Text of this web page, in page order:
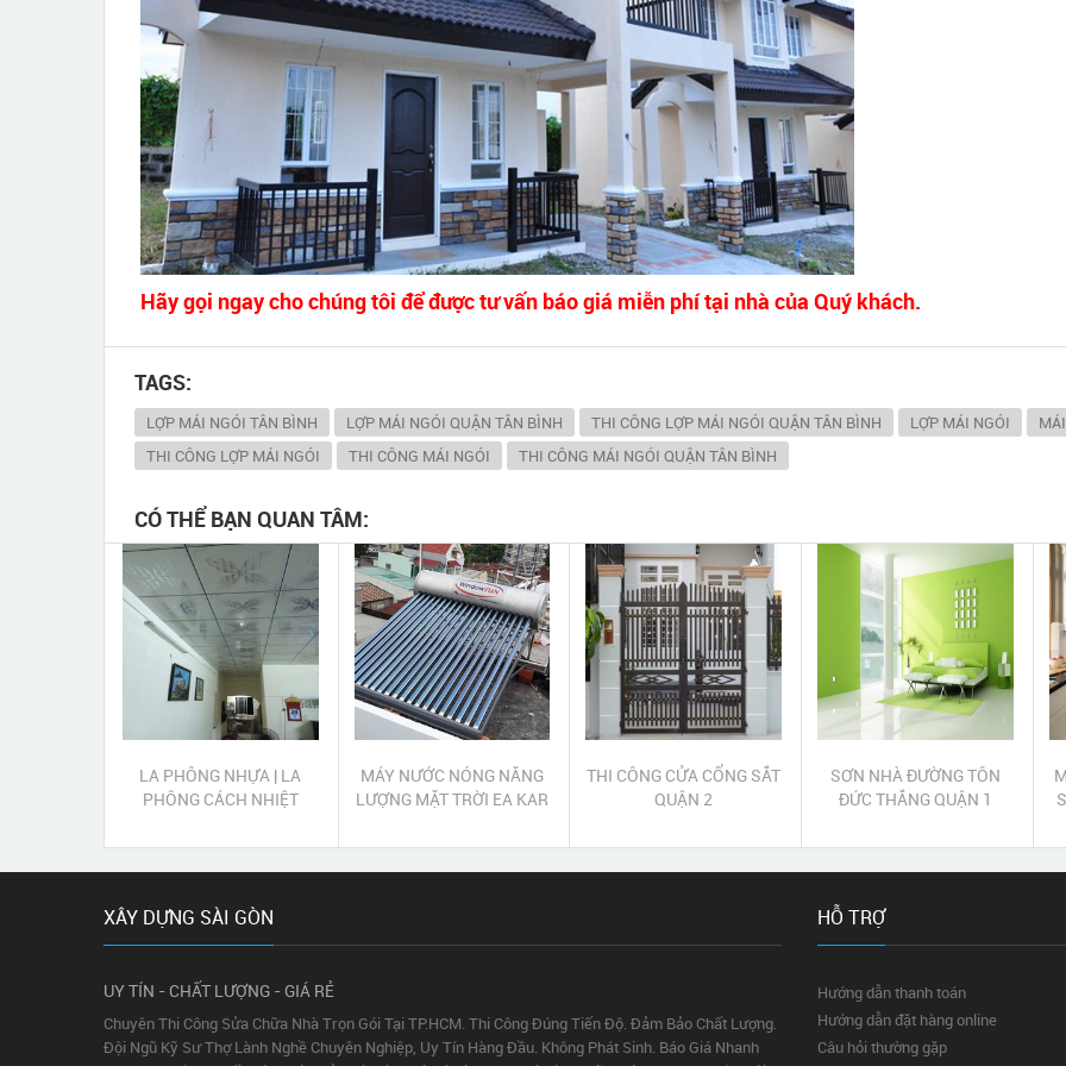
Hãy gọi ngay cho chúng tôi để được tư vấn báo giá miễn phí tại nhà của Quý khách.
TAGS:
LỢP MÁI NGÓI TÂN BÌNH LỢP MÁI NGÓI QUẬN TÂN BÌNH THI CÔNG LỢP MÁI NGÓI QUẬN TÂN BÌNH LỢP MÁI NGÓI
THI CÔNG LỢP MÁI NGÓI
THI CÔNG MÁI NGÓI THI CÔNG MÁI NGÓI QUẬN TÂN BÌNH
CÓ THỂ BẠN QUAN TÂM:
LA PHÔNG NHỰA | LA
PHÔNG CÁCH NHIỆT
MÁY NƯỚC NÓNG NĂNG
LƯỢNG MẶT TRỜI EA KAR
THI CÔNG CỬA CỔNG SẮT
QUẬN 2
SƠN NHÀ ĐƯỜNG TÔN
ĐỨC THẮNG QUẬN 1
XÂY DỰNG SÀI GÒN
UY TÍN - CHẤT LƯỢNG - GIÁ RẺ
Chuyên Thi Công Sửa Chữa Nhà Trọn Gói Tại TP.HCM. Thi Công Đúng Tiến Độ. Đảm Bảo Chất Lượng.
Đội Ngũ Kỹ Sư Thợ Lành Nghề Chuyên Nghiệp, Uy Tín Hàng Đầu. Không Phát Sinh. Báo Giá Nhanh
HỖ TRỢ
Hướng dẫn thanh toán
Hướng dẫn đặt hàng online
Câu hỏi thường gặp